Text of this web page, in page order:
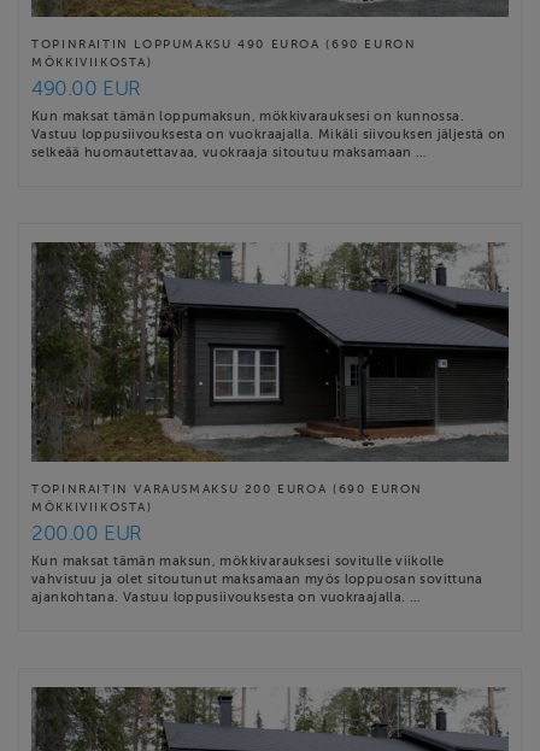
TOPINRAITIN LOPPUMAKSU 490 EUROA (690 EURON
MÖKKIVIIKOSTA)
490.00 EUR
Kun maksat tämän loppumaksun, mökkivarauksesi on kunnossa.
Vastuu loppusiivouksesta on vuokraajalla. Mikäli siivouksen jäljestä on
selkeää huomautettavaa, vuokraaja sitoutuu maksamaan …
TOPINRAITIN VARAUSMAKSU 200 EUROA (690 EURON
MÖKKIVIIKOSTA)
200.00 EUR
Kun maksat tämän maksun, mökkivarauksesi sovitulle viikolle
vahvistuu ja olet sitoutunut maksamaan myös loppuosan sovittuna
ajankohtana. Vastuu loppusiivouksesta on vuokraajalla. …